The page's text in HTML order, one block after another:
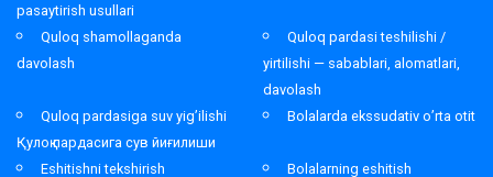
pasaytirish usullari
Quloq shamollaganda
davolash
Quloq pardasi teshilishi /
yirtilishi — sabablari, alomatlari,
davolash
Quloq pardasiga suv yig’ilishi
Қулоқ пардасига сув йиғилиши
Bolalarda ekssudativ o’rta otit
Eshitishni tekshirish
Bolalarning eshitish